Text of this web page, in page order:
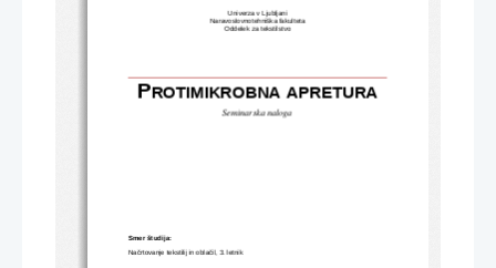
Univerza v Ljubljani
Naravoslovnotehniška fakulteta
Oddelek za tekstilstvo
PROTIMIKROBNA APRETURA
Seminarska naloga
Smer študija:
Načrtovanje tekstilij in oblačil, 3. letnik